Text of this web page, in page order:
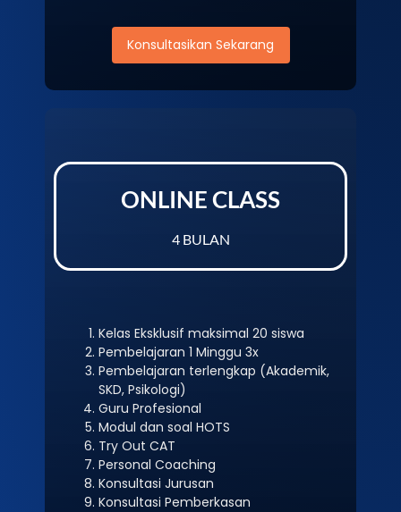
Konsultasikan Sekarang
ONLINE CLASS
4 BULAN
Kelas Eksklusif maksimal 20 siswa
Pembelajaran 1 Minggu 3x
Pembelajaran terlengkap (Akademik,
SKD, Psikologi)
Guru Profesional
Modul dan soal HOTS
Try Out CAT
Personal Coaching
Konsultasi Jurusan
Konsultasi Pemberkasan